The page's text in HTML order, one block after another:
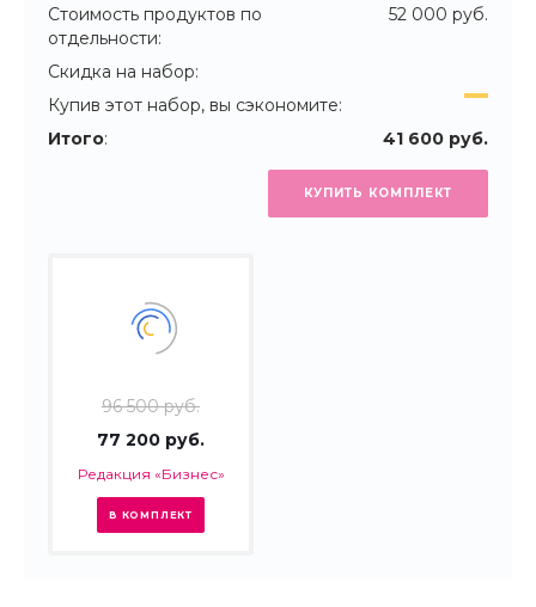
Стоимость продуктов по
отдельности:
52 000 руб.
Скидка на набор:
Купив этот набор, вы сэкономите:
Итого: 41 600 руб.
КУПИТЬ КОМПЛЕКТ
96 500 руб.
77 200 руб.
Редакция «Бизнес»
В КОМПЛЕКТ